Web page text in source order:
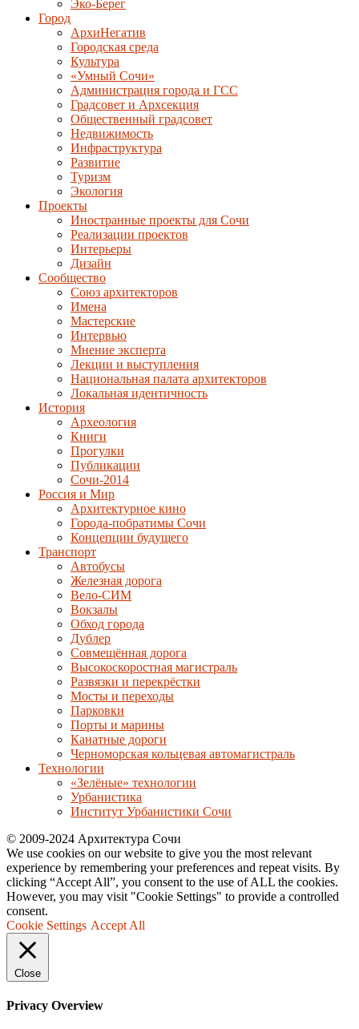
Эко-Берег
Город
АрхиНегатив
Городская среда
Культура
«Умный Сочи»
Администрация города и ГСС
Градсовет и Архсекция
Общественный градсовет
Недвижимость
Инфраструктура
Развитие
Туризм
Экология
Проекты
Иностранные проекты для Сочи
Реализации проектов
Интерьеры
Дизайн
Сообщество
Союз архитекторов
Имена
Мастерские
Интервью
Мнение эксперта
Лекции и выступления
Национальная палата архитекторов
Локальная идентичность
История
Археология
Книги
Прогулки
Публикации
Сочи-2014
Россия и Мир
Архитектурное кино
Города-побратимы Сочи
Концепции будущего
Транспорт
Автобусы
Железная дорога
Вело-СИМ
Вокзалы
Обход города
Дублер
Совмещённая дорога
Высокоскоростная магистраль
Развязки и перекрёстки
Мосты и переходы
Парковки
Порты и марины
Канатные дороги
Черноморская кольцевая автомагистраль
Технологии
«Зелёные» технологии
Урбанистика
Институт Урбанистики Сочи
© 2009-2024 Архитектура Сочи
We use cookies on our website to give you the most relevant
experience by remembering your preferences and repeat visits. By
clicking “Accept All”, you consent to the use of ALL the cookies.
However, you may visit "Cookie Settings" to provide a controlled
consent.
Cookie Settings Accept All
Close
Privacy Overview